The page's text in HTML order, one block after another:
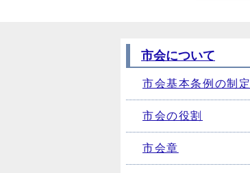
市会について
市会基本条例の制定
市会の役割
市会章